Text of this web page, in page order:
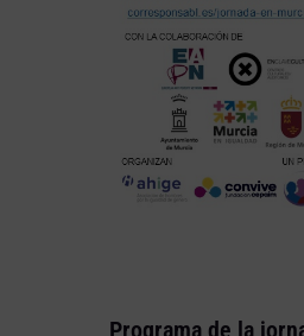
Programa de la